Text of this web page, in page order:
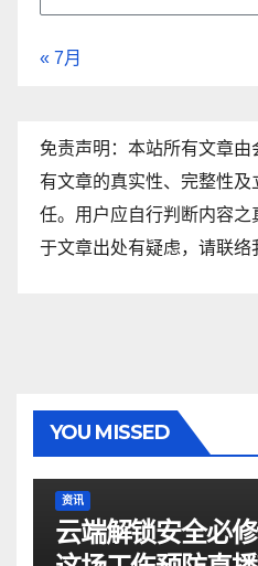
« 7月
免责声明：本站所有文章
有文章的真实性、完整性
任。用户应自行判断内容
于文章出处有疑虑，请联
YOU MISSED
资讯
云端解锁安全必